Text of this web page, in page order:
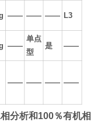
―― ―― ―― L3
――
单点
型
是 ――
―― ―― ―― ――
分析和100％有机相